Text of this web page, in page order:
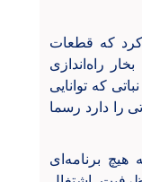
که قطعات
راه‌اندازی
که توانایی
تن روغن نباتی را دارد رسما
هیچ برنامه‌ای